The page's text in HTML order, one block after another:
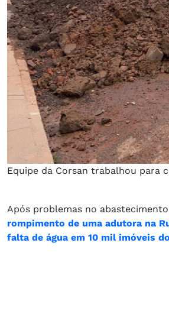
Equipe da Corsan trabalhou para
Após problemas no
rompimento de uma adutora na
falta de água em 10 mil imóveis